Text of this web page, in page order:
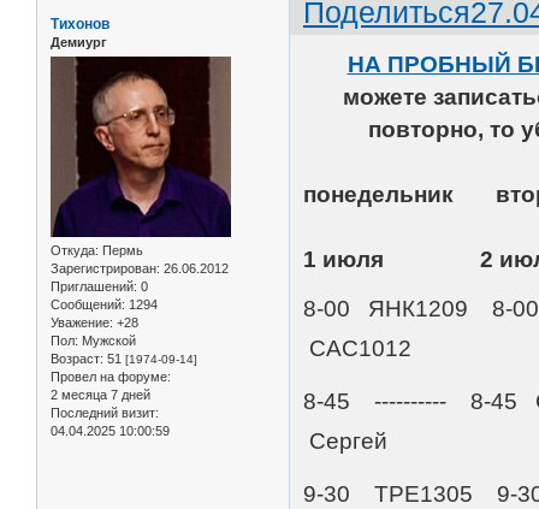
Поделиться
Тихонов
Демиург
Откуда: Пермь
Зарегистрирован: 26.06.2012
Приглашений: 0
Сообщений: 1294
Уважение: +28
Пол: Мужской
Возраст: 51 [1974-09-14]
Провел на форуме:
2 месяца 7 дней
Последний визит:
04.04.2025 10:00:59
НА ПРОБНЫЙ
можете
повторно, то
1 июля 2
8-00 ЯНК1209 8-
САС1012
8-45 ---------- 8-
Сергей
9-30 ТРЕ1305 9-